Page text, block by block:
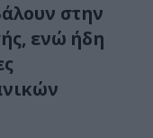
στην
ενώ ήδη